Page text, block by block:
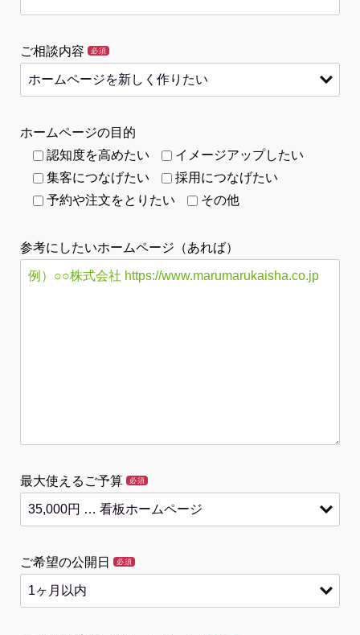
ご相談内容 必須
ホームページの目的
認知度を高めたい
イメージアップしたい
集客につなげたい
採用につなげたい
予約や注文をとりたい
その他
参考にしたいホームページ（あれば）
最大使えるご予算 必須
ご希望の公開日 必須